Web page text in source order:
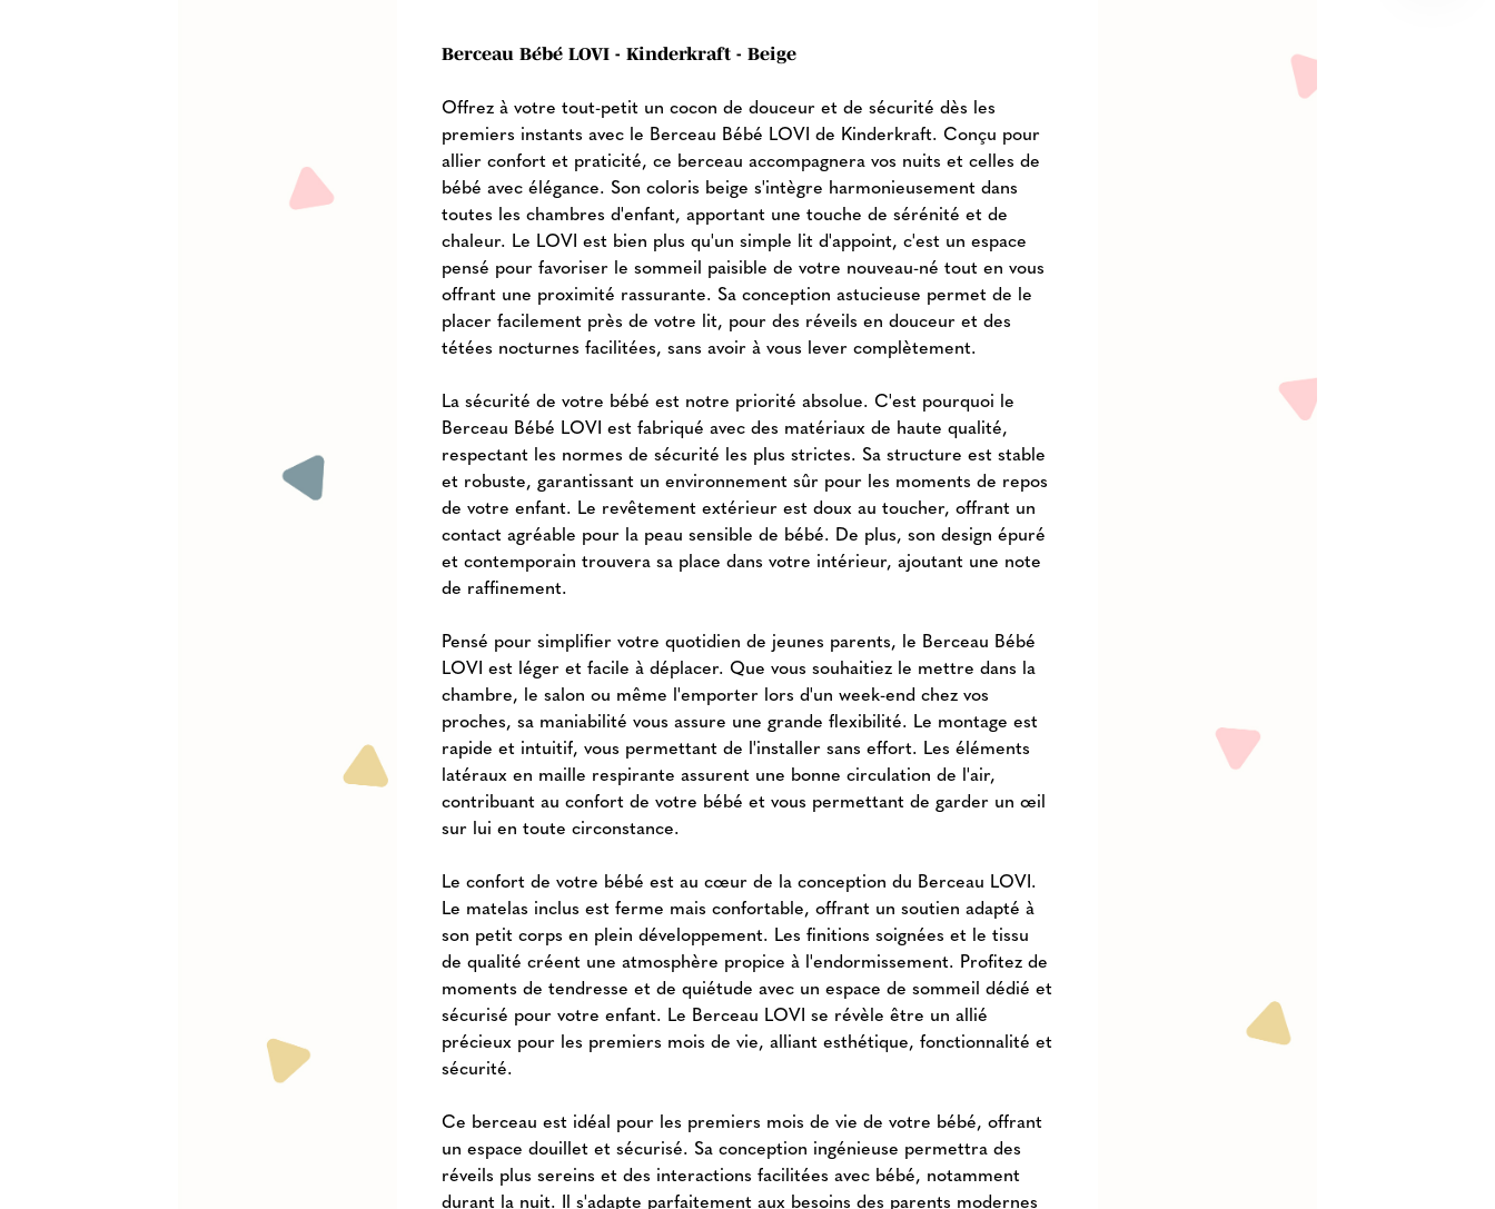
Berceau Bébé LOVI - Kinderkraft - Beige
Offrez à votre tout-petit un cocon de douceur et de sécurité dès les
premiers instants avec le Berceau Bébé LOVI de Kinderkraft. Conçu pour
allier confort et praticité, ce berceau accompagnera vos nuits et celles de
bébé avec élégance. Son coloris beige s'intègre harmonieusement dans
toutes les chambres d'enfant, apportant une touche de sérénité et de
chaleur. Le LOVI est bien plus qu'un simple lit d'appoint, c'est un espace
pensé pour favoriser le sommeil paisible de votre nouveau-né tout en vous
offrant une proximité rassurante. Sa conception astucieuse permet de le
placer facilement près de votre lit, pour des réveils en douceur et des
tétées nocturnes facilitées, sans avoir à vous lever complètement.
La sécurité de votre bébé est notre priorité absolue. C'est pourquoi le
Berceau Bébé LOVI est fabriqué avec des matériaux de haute qualité,
respectant les normes de sécurité les plus strictes. Sa structure est stable
et robuste, garantissant un environnement sûr pour les moments de repos
de votre enfant. Le revêtement extérieur est doux au toucher, offrant un
contact agréable pour la peau sensible de bébé. De plus, son design épuré
et contemporain trouvera sa place dans votre intérieur, ajoutant une note
de raffinement.
Pensé pour simplifier votre quotidien de jeunes parents, le Berceau Bébé
LOVI est léger et facile à déplacer. Que vous souhaitiez le mettre dans la
chambre, le salon ou même l'emporter lors d'un week-end chez vos
proches, sa maniabilité vous assure une grande flexibilité. Le montage est
rapide et intuitif, vous permettant de l'installer sans effort. Les éléments
latéraux en maille respirante assurent une bonne circulation de l'air,
contribuant au confort de votre bébé et vous permettant de garder un œil
sur lui en toute circonstance.
Le confort de votre bébé est au cœur de la conception du Berceau LOVI.
Le matelas inclus est ferme mais confortable, offrant un soutien adapté à
son petit corps en plein développement. Les finitions soignées et le tissu
de qualité créent une atmosphère propice à l'endormissement. Profitez de
moments de tendresse et de quiétude avec un espace de sommeil dédié et
sécurisé pour votre enfant. Le Berceau LOVI se révèle être un allié
précieux pour les premiers mois de vie, alliant esthétique, fonctionnalité et
sécurité.
Ce berceau est idéal pour les premiers mois de vie de votre bébé, offrant
un espace douillet et sécurisé. Sa conception ingénieuse permettra des
réveils plus sereins et des interactions facilitées avec bébé, notamment
durant la nuit. Il s'adapte parfaitement aux besoins des parents modernes